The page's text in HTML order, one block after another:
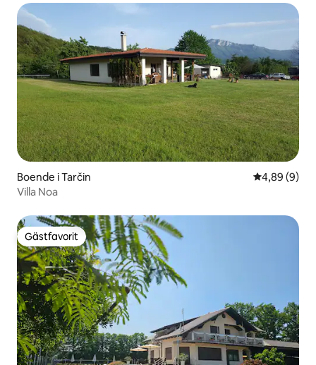
Boende i Tarčin 4,89 av 5 i
4,89 (9)
Villa Noa
Gästfavorit
Gästfavorit